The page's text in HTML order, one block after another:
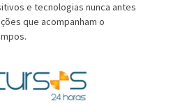
e tecnologias nunca antes
que acompanham o